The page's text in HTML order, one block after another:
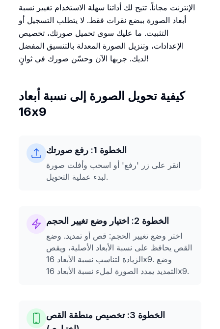
الإنترنت مجاناً. تتيح لك أداتنا سهلة الاستخدام تغيير نسبة
أبعاد الصورة ببضع نقرات فقط. لا يتطلب التسجيل أو
التثبيت. ما عليك سوى تحميل صورتك، تخصيص
الإعدادات، وتنزيل الصورة المعدلة بالتنسيق المفضل
لديك. جربها الآن وحسّن صورك في ثوانٍ!
كيفية تحويل الصورة إلى نسبة أبعاد
16x9
الخطوة 1: رفع صورتك
انقر على زر 'رفع' أو اسحب وأفلت صورة
لبدء عملية التحويل.
الخطوة 2: اختيار وضع تغيير الحجم
اختر وضع تغيير الحجم: قص أو تمديد. وضع
القص يحافظ على نسبة الأبعاد الأصلية، ويقص
الزيادة لتناسب نسبة الأبعاد 16x9. وضع
التمديد يمدد الصورة لملء نسبة الأبعاد 16x9.
الخطوة 3: تخصيص منطقة القص